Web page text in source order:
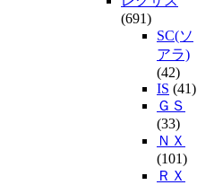
(691)
SC(ソ
アラ)
(42)
IS (41)
ＧＳ
(33)
ＮＸ
(101)
ＲＸ